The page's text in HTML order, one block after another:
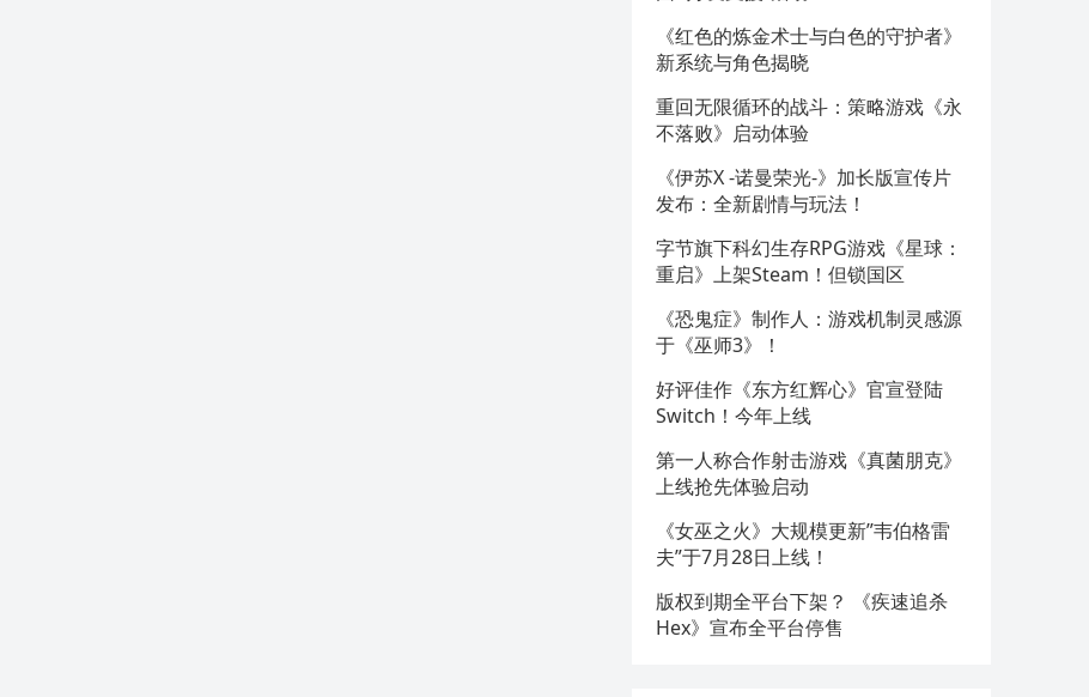
《红色的炼金术士与白色的守护者》
新系统与角色揭晓
重回无限循环的战斗：策略游戏《永
不落败》启动体验
《伊苏X -诺曼荣光-》加长版宣传片
发布：全新剧情与玩法！
字节旗下科幻生存RPG游戏《星球：
重启》上架Steam！但锁国区
《恐鬼症》制作人：游戏机制灵感源
于《巫师3》！
好评佳作《东方红辉心》官宣登陆
Switch！今年上线
第一人称合作射击游戏《真菌朋克》
上线抢先体验启动
《女巫之火》大规模更新”韦伯格雷
夫”于7月28日上线！
版权到期全平台下架？ 《疾速追杀
Hex》宣布全平台停售